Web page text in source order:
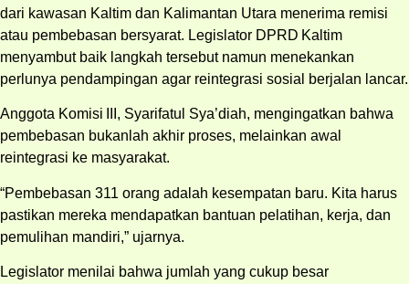
dari kawasan Kaltim dan Kalimantan Utara menerima remisi
atau pembebasan bersyarat. Legislator DPRD Kaltim
menyambut baik langkah tersebut namun menekankan
perlunya pendampingan agar reintegrasi sosial berjalan lancar.
Anggota Komisi III, Syarifatul Sya’diah, mengingatkan bahwa
pembebasan bukanlah akhir proses, melainkan awal
reintegrasi ke masyarakat.
“Pembebasan 311 orang adalah kesempatan baru. Kita harus
pastikan mereka mendapatkan bantuan pelatihan, kerja, dan
pemulihan mandiri,” ujarnya.
Legislator menilai bahwa jumlah yang cukup besar